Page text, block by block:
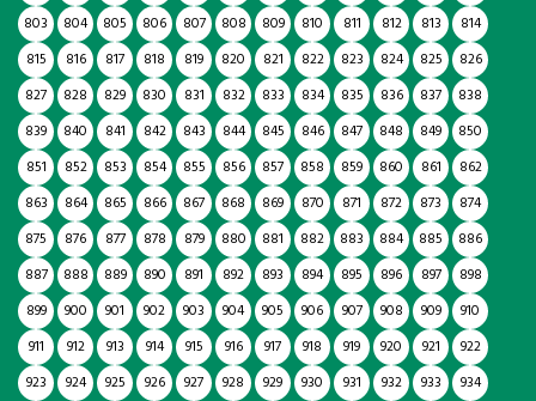
803
804 805 806 807 808 809 810 811 812 813
814
815
816 817 818 819 820 821 822 823 824 825
826
827
828 829 830 831 832 833 834 835 836 837
838
839
840 841 842 843 844 845 846 847 848 849
850
851
852 853 854 855 856 857 858 859 860 861
862
863
864 865 866 867 868 869 870 871 872 873
874
875
876 877 878 879 880 881 882 883 884 885
886
887
888 889 890 891 892 893 894 895 896 897
898
899
900 901 902 903 904 905 906 907 908 909
910
911
912 913 914 915 916 917 918 919 920 921
922
923
924 925 926 927 928 929 930 931 932 933
934